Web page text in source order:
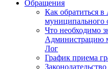
Обращения
Как обратиться
муниципального
Что необходимо
Администрацию
Лог
График приема